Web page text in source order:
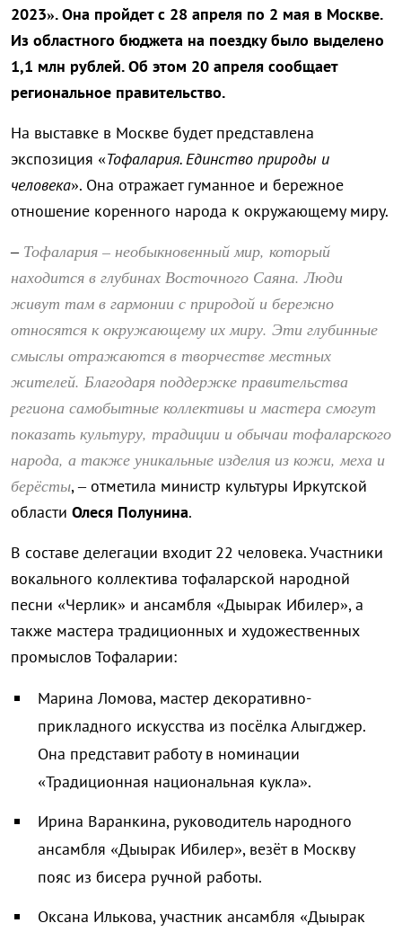
2023». Она пройдет с 28 апреля по 2 мая в Москве.
Из областного бюджета на поездку было выделено
1,1 млн рублей. Об этом 20 апреля сообщает
региональное правительство.
На выставке в Москве будет представлена
экспозиция «Тофалария. Единство природы и
человека». Она отражает гуманное и бережное
отношение коренного народа к окружающему миру.
– Тофалария – необыкновенный мир, который
находится в глубинах Восточного Саяна. Люди
живут там в гармонии с природой и бережно
относятся к окружающему их миру. Эти глубинные
смыслы отражаются в творчестве местных
жителей. Благодаря поддержке правительства
региона самобытные коллективы и мастера смогут
показать культуру, традиции и обычаи тофаларского
народа, а также уникальные изделия из кожи, меха и
берёсты, – отметила министр культуры Иркутской
области Олеся Полунина.
В составе делегации входит 22 человека. Участники
вокального коллектива тофаларской народной
песни «Черлик» и ансамбля «Дыырак Ибилер», а
также мастера традиционных и художественных
промыслов Тофаларии:
Марина Ломова, мастер декоративно-
прикладного искусства из посёлка Алыгджер.
Она представит работу в номинации
«Традиционная национальная кукла».
Ирина Варанкина, руководитель народного
ансамбля «Дыырак Ибилер», везёт в Москву
пояс из бисера ручной работы.
Оксана Илькова, участник ансамбля «Дыырак